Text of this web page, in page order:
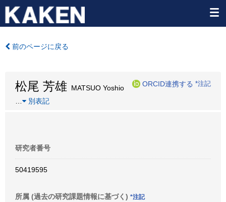
前のページに戻る
松尾 芳雄 MATSUO Yoshio
ORCID連携する *注記
別表記
研究者番号
50419595
所属 (過去の研究課題情報に基づく) *注記